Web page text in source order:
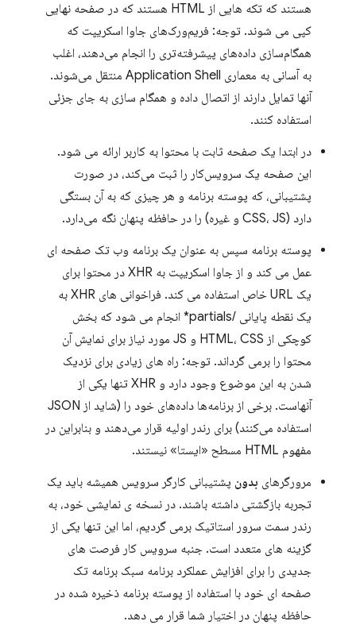
هستند که تکه هایی از HTML هستند که در صفحه نهایی
کپی می شوند. توجه: فریم‌ورک‌های جاوا اسکریپت که
همگام‌سازی داده‌های پیشرفته‌تری را انجام می‌دهند، اغلب
به آسانی به معماری Application Shell منتقل می‌شوند.
آنها تمایل دارند از اتصال داده و همگام سازی به جای جزئی
استفاده کنند.
در ابتدا یک صفحه ثابت با محتوا به کاربر ارائه می شود.
این صفحه یک سرویس‌کار را ثبت می‌کند، در صورت
پشتیبانی، که پوسته برنامه و هر چیزی که به آن بستگی
دارد (CSS، JS و غیره) را در حافظه پنهان نگه می‌دارد.
پوسته برنامه سپس به عنوان یک برنامه وب تک صفحه ای
عمل می کند و از جاوا اسکریپت به XHR در محتوا برای
یک URL خاص استفاده می کند. فراخوانی های XHR به
یک نقطه پایانی /partials* انجام می شود که بخش
کوچکی از HTML، CSS و JS مورد نیاز برای نمایش آن
محتوا را برمی گرداند. توجه: راه های زیادی برای نزدیک
شدن به این موضوع وجود دارد و XHR تنها یکی از
آنهاست. برخی از برنامه‌ها داده‌های خود را (شاید از JSON
استفاده می‌کنند) برای رندر اولیه قرار می‌دهند و بنابراین در
مفهوم HTML مسطح «ایستا» نیستند.
مرورگرهای بدون پشتیبانی کارگر سرویس همیشه باید یک
تجربه بازگشتی داشته باشند. در نسخه ی نمایشی خود، به
رندر سمت سرور استاتیک برمی گردیم، اما این تنها یکی از
گزینه های متعدد است. جنبه سرویس کار فرصت های
جدیدی را برای افزایش عملکرد برنامه سبک برنامه تک
صفحه ای خود با استفاده از پوسته برنامه ذخیره شده در
حافظه پنهان در اختیار شما قرار می دهد.